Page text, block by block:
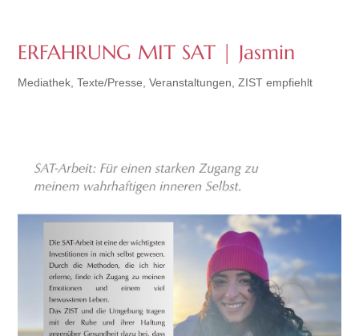
ERFAHRUNG MIT SAT | Jasmin
Mediathek ,Texte/Presse ,Veranstaltungen ,ZIST empfiehlt